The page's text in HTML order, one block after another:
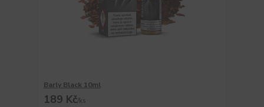
Barly Black 10ml
189 Kč/ks